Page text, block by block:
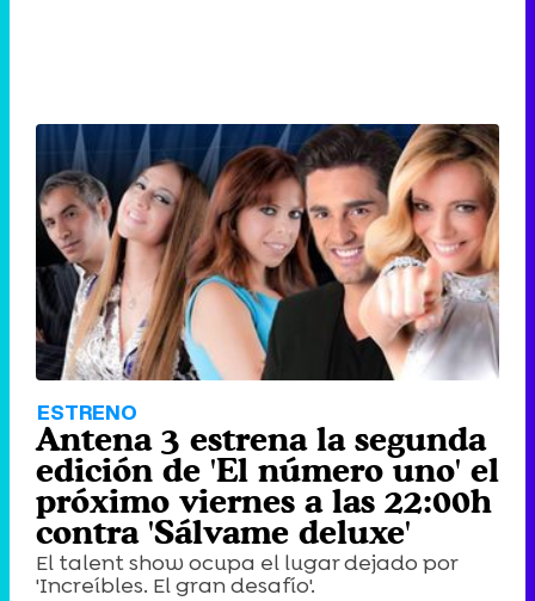
ESTRENO
Antena 3 estrena la segunda
edición de 'El número uno' el
próximo viernes a las 22:00h
contra 'Sálvame deluxe'
El talent show ocupa el lugar dejado por
'Increíbles. El gran desafío'.